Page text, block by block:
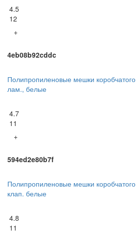
4.5
12
+
4eb08b92cddc
Полипропиленовые мешки
лам., белые
4.7
11
+
594ed2e80b7f
Полипропиленовые мешки
клап. белые
4.8
11